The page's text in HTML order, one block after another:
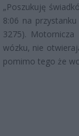
„Poszukuję
8:06 na
3275).
wózku, nie
pomimo tego że